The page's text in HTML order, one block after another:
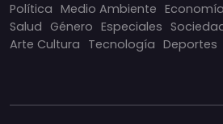
Política Medio Ambiente Economía
Salud Género Especiales
Arte Cultura Tecnología Deportes